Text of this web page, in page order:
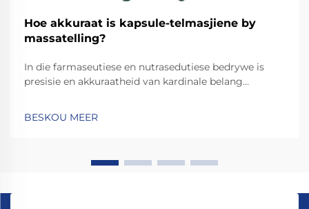
Hoe akkuraat is kapsule-telmasjiene by
massatelling?
In die farmaseutiese en nutrasedutiese bedrywe is
presisie en akkuraatheid van kardinale belang
BESKOU MEER